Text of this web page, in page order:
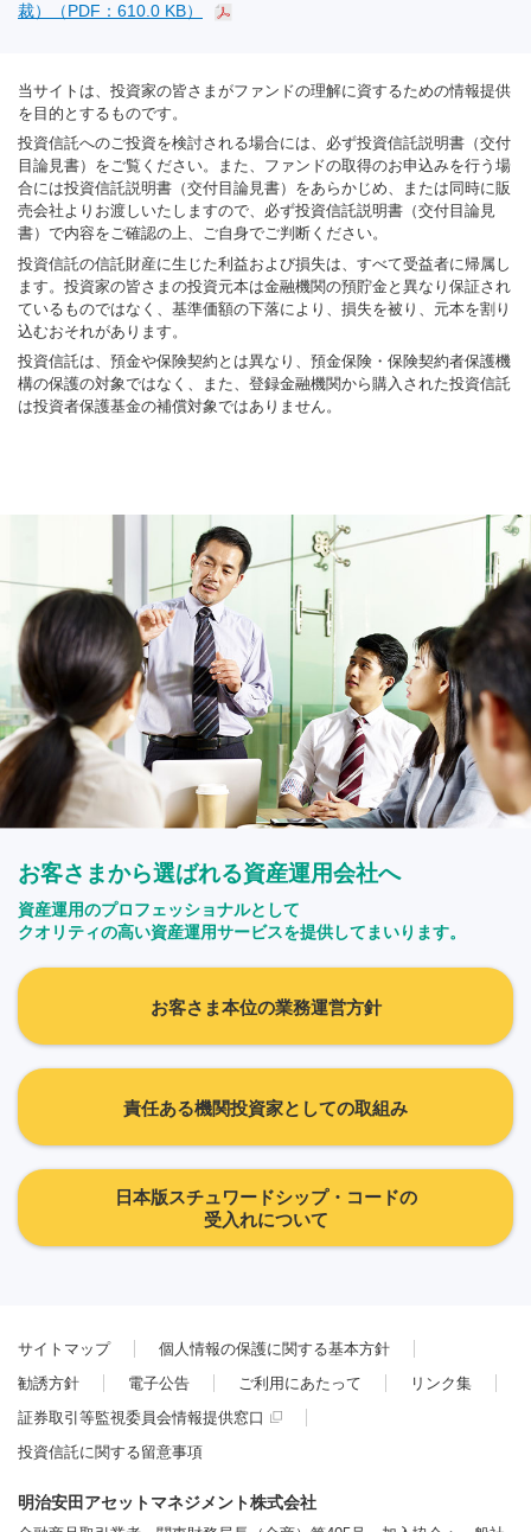
裁）（PDF：610.0 KB）
当サイトは、投資家の皆さまがファンドの理解に資するための情報提供
を目的とするものです。
投資信託へのご投資を検討される場合には、必ず投資信託説明書（交付
目論見書）をご覧ください。また、ファンドの取得のお申込みを行う場
合には投資信託説明書（交付目論見書）をあらかじめ、または同時に販
売会社よりお渡しいたしますので、必ず投資信託説明書（交付目論見
書）で内容をご確認の上、ご自身でご判断ください。
投資信託の信託財産に生じた利益および損失は、すべて受益者に帰属し
ます。投資家の皆さまの投資元本は金融機関の預貯金と異なり保証され
ているものではなく、基準価額の下落により、損失を被り、元本を割り
込むおそれがあります。
投資信託は、預金や保険契約とは異なり、預金保険・保険契約者保護機
構の保護の対象ではなく、また、登録金融機関から購入された投資信託
は投資者保護基金の補償対象ではありません。
お客さまから選ばれる資産運用会社へ
資産運用のプロフェッショナルとして
クオリティの高い資産運用サービスを提供してまいります。
お客さま本位の業務運営方針
責任ある機関投資家としての取組み
日本版スチュワードシップ・コードの
受入れについて
サイトマップ
個人情報の保護に関する基本方針
勧誘方針
電子公告 ご利用にあたって
リンク集
証券取引等監視委員会情報提供窓口
投資信託に関する留意事項
明治安田アセットマネジメント株式会社